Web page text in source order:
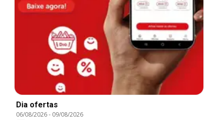
Dia ofertas
06/08/2026- 09/08/2026